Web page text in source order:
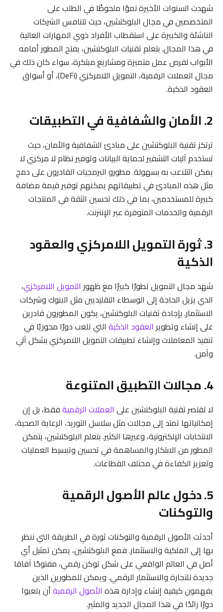
شهدت السنوات الأخيرة نموًا ملحوظًا في الطلب على
المتخصصين في مجال البلوكتشين، حيث تتنافس الشركات
الناشئة والكبيرة على استقطاب الأفراد ذوي المهارات العالية
في هذا المجال. بتعلم تقنيات البلوكتشين، يفتح المطور أمامه
الأبواب لفرص عمل متميزة ومشاريع مبتكرة، سواء كان ذلك في
مجال العملات الرقمية، التمويل اللامركزي (DeFi)، أو أسواق
العقود الذكية.
2. الأمان والشفافية في التطبيقات
ترتكز تقنية البلوكتشين على مبادئ الشفافية والأمان، حيث
تستخدم آليات التشفير لحماية البيانات وتوفير نظام لا مركزي لا
يمكن التلاعب به بسهولة. مطورو البرمجيات القادرون على دمج
مثل هذه المبادئ في تطبيقاتهم يمكنهم توفير قيمة مضافة
كبيرة للمستخدمين، بما في ذلك تحسين الثقة في المنتجات
الرقمية والخدمات المتوفرة عبر الإنترنت.
3. ثورة التمويل اللامركزي والعقود
الذكية
شهد مجال التمويل تطورًا كبيرًا مع ظهور التمويل اللامركزي،
الذي يزيل الحاجة إلى الوسطاء التقليديين مثل البنوك وشركات
الاستثمار. بإجادة تقنيات البلوكتشين، يكون المطورون قادرين
على إنشاء وتطوير العقود الذكية التي تلعب دورًا محوريًا في
تنفيذ المعاملات وإنشاء تطبيقات التمويل اللامركزي بشكل آلي
وآمن.
4. مجالات التطبيق المتنوعة
لا تقتصر تقنية البلوكتشين على العملات الرقميةفقط، بل إن
إمكانياتها تمتد إلى مجالات مثل سلاسل التوريد، الرعاية الصحية،
الانتخابات الإلكترونية، وغيرها الكثير. بتعلم البلوكتشين، يتمكن
المطور من الابتكار والمساهمة في تحسين وتبسيط العمليات
وتعزيز الكفاءة في مختلف القطاعات.
5. دخول عالم الأصول الرقمية
والتوكنات
أحدثت الأصول الرقمية والتوكنات ثورة في الطريقة التي ننظر
بها إلى الملكية والاستثمار. فمع البلوكتشين، يمكن تمثيل أي
أصل في العالم الواقعي على شكل توكن رقمي، مفتوحًا آفاقا
جديدة للتجارة والاستثمار الرقمي. ويمكن للمطورين الذين
يفهمون كيفية إنشاء وإدارة هذه الأصول الرقميةأن يلعبوا
دورًا رائدًا في هذا المجال الجديد والمثير.